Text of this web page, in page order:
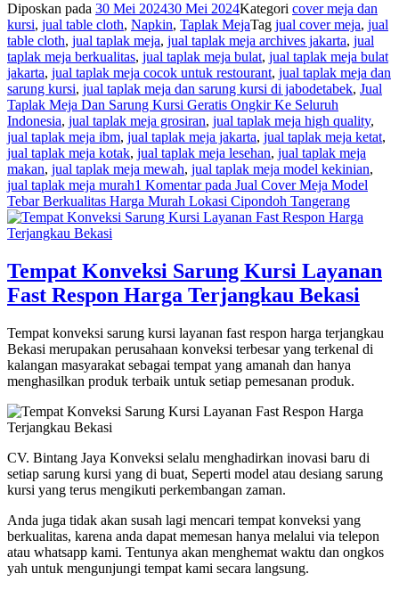
Diposkan pada 30 Mei 202430 Mei 2024Kategori cover meja dan
kursi, jual table cloth, Napkin, Taplak MejaTag jual cover meja, jual
table cloth, jual taplak meja, jual taplak meja archives jakarta, jual
taplak meja berkualitas, jual taplak meja bulat, jual taplak meja bulat
jakarta, jual taplak meja cocok untuk restourant, jual taplak meja dan
sarung kursi, jual taplak meja dan sarung kursi di jabodetabek, Jual
Taplak Meja Dan Sarung Kursi Geratis Ongkir Ke Seluruh
Indonesia, jual taplak meja grosiran, jual taplak meja high quality,
jual taplak meja ibm, jual taplak meja jakarta, jual taplak meja ketat,
jual taplak meja kotak, jual taplak meja lesehan, jual taplak meja
makan, jual taplak meja mewah, jual taplak meja model kekinian,
jual taplak meja murah1 Komentarpada Jual Cover Meja Model
Tebar Berkualitas Harga Murah Lokasi Cipondoh Tangerang
Tempat Konveksi Sarung Kursi Layanan
Fast Respon Harga Terjangkau Bekasi
Tempat konveksi sarung kursi layanan fast respon harga terjangkau
Bekasi merupakan perusahaan konveksi terbesar yang terkenal di
kalangan masyarakat sebagai tempat yang amanah dan hanya
menghasilkan produk terbaik untuk setiap pemesanan produk.
CV. Bintang Jaya Konveksi selalu menghadirkan inovasi baru di
setiap sarung kursi yang di buat, Seperti model atau desiang sarung
kursi yang terus mengikuti perkembangan zaman.
Anda juga tidak akan susah lagi mencari tempat konveksi yang
berkualitas, karena anda dapat memesan hanya melalui via telepon
atau whatsapp kami. Tentunya akan menghemat waktu dan ongkos
yah untuk mengunjungi tempat kami secara langsung.